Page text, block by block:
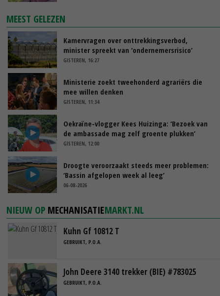
MEEST GELEZEN
Kamervragen over onttrekkingsverbod,
minister spreekt van ‘ondernemersrisico’
GISTEREN, 16:27
Ministerie zoekt tweehonderd agrariërs die
mee willen denken
GISTEREN, 11:34
Oekraïne-vlogger Kees Huizinga: ‘Bezoek van
de ambassade mag zelf groente plukken’
GISTEREN, 12:00
Droogte veroorzaakt steeds meer problemen:
‘Bassin afgelopen week al leeg’
06-08-2026
NIEUW OP MECHANISATIEMARKT.NL
Kuhn Gf 10812 T
GEBRUIKT, P.O.A.
John Deere 3140 trekker (BIE) #783025
GEBRUIKT, P.O.A.